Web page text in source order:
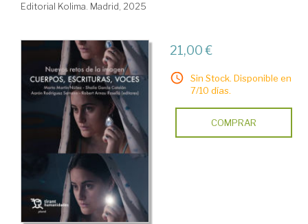
Editorial Kolima. Madrid, 2025
21,00 €
Sin Stock. Disponible en
7/10 días.
COMPRAR